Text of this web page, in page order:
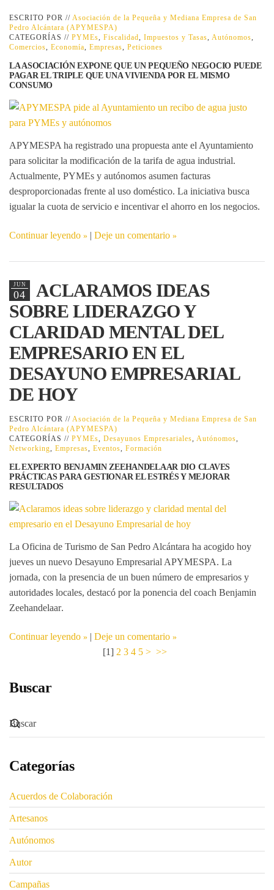
ESCRITO POR // Asociación de la Pequeña y Mediana Empresa de San
Pedro Alcántara (APYMESPA)
CATEGORÍAS // PYMEs, Fiscalidad, Impuestos y Tasas, Autónomos,
Comercios, Economía, Empresas, Peticiones
LA ASOCIACIÓN EXPONE QUE UN PEQUEÑO NEGOCIO PUEDE
PAGAR EL TRIPLE QUE UNA VIVIENDA POR EL MISMO
CONSUMO
APYMESPA ha registrado una propuesta ante el Ayuntamiento
para solicitar la modificación de la tarifa de agua industrial.
Actualmente, PYMEs y autónomos asumen facturas
desproporcionadas frente al uso doméstico. La iniciativa busca
igualar la cuota de servicio e incentivar el ahorro en los negocios.
Continuar leyendo | Deje un comentario
JUN
04
ACLARAMOS IDEAS
SOBRE LIDERAZGO Y
CLARIDAD MENTAL DEL
EMPRESARIO EN EL
DESAYUNO EMPRESARIAL
DE HOY
ESCRITO POR // Asociación de la Pequeña y Mediana Empresa de San
Pedro Alcántara (APYMESPA)
CATEGORÍAS // PYMEs, Desayunos Empresariales, Autónomos,
Networking, Empresas, Eventos, Formación
EL EXPERTO BENJAMIN ZEEHANDELAAR DIO CLAVES
PRÁCTICAS PARA GESTIONAR EL ESTRÉS Y MEJORAR
RESULTADOS
La Oficina de Turismo de San Pedro Alcántara ha acogido hoy
jueves un nuevo Desayuno Empresarial APYMESPA. La
jornada, con la presencia de un buen número de empresarios y
autoridades locales, destacó por la ponencia del coach Benjamin
Zeehandelaar.
Continuar leyendo | Deje un comentario
[1] 2 3 4 5 > >>
Buscar
Categorías
Acuerdos de Colaboración
Artesanos
Autónomos
Autor
Campañas